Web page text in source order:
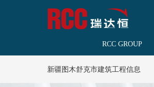
RCC GROUP
新疆图木舒克市建筑工程信息